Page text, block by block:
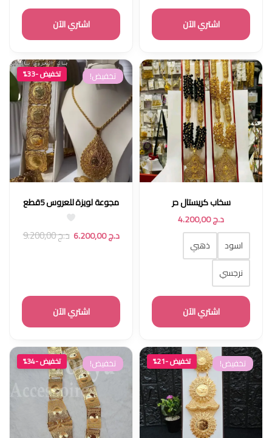
اشتري الآن اشتري الآن
سخاب كريستال حر
د.ج4.200,00
اسود
ذهبي
نرجسي
اشتري الآن
تخفيض! تخفيض -33%
مجوعة لويزة للعروس 5قطع
د.ج6.200,00 د.ج9.200,00
اشتري الآن
تخفيض! تخفيض -21% تخفيض! تخفيض -34%